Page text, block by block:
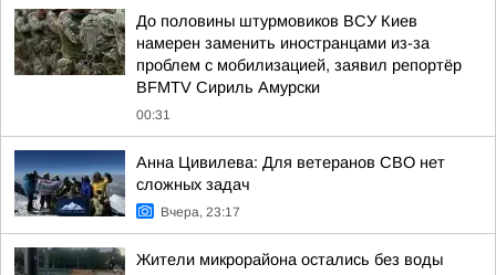
До половины штурмовиков ВСУ Киев
намерен заменить иностранцами из-за
проблем с мобилизацией, заявил репортёр
BFMTV Сириль Амурски
00:31
Анна Цивилева: Для ветеранов СВО нет
сложных задач
Вчера, 23:17
Жители микрорайона остались без воды